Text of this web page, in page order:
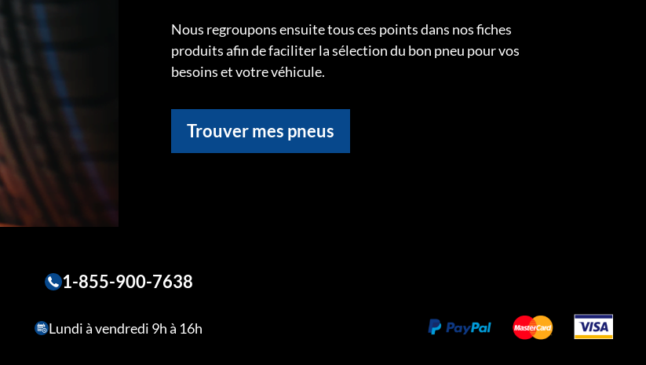
Nous regroupons ensuite tous ces points dans nos fiches
produits afin de faciliter la sélection du bon pneu pour vos
besoins et votre véhicule.
Trouver mes pneus
1-855-900-7638
Lundi à vendredi 9h à 16h